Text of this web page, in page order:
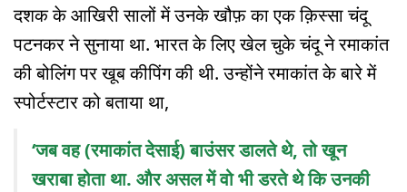
दशक के आखिरी सालों में उनके खौफ़ का एक क़िस्सा चंदू
पटनकर ने सुनाया था. भारत के लिए खेल चुके चंदू ने रमाकांत
की बोलिंग पर खूब कीपिंग की थी. उन्होंने रमाकांत के बारे में
स्पोर्टस्टार को बताया था,
‘जब वह (रमाकांत देसाई) बाउंसर डालते थे, तो खून
खराबा होता था. और असल में वो भी डरते थे कि उनकी